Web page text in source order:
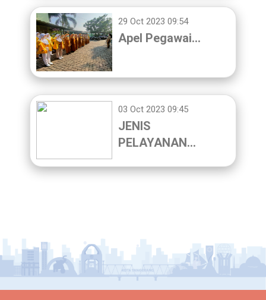
29 Oct 2023 09:54
Apel Pegawai…
03 Oct 2023 09:45
JENIS
PELAYANAN…